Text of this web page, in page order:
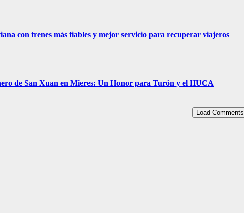
con trenes más fiables y mejor servicio para recuperar viajeros
de San Xuan en Mieres: Un Honor para Turón y el HUCA
Load Comments